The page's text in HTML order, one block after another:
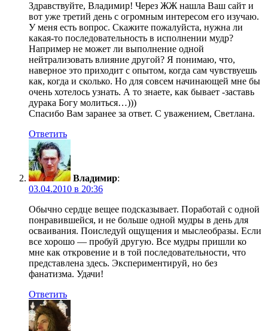
Здравствуйте, Владимир! Через ЖЖ нашла Ваш сайт и
вот уже третий день с огромным интересом его изучаю.
У меня есть вопрос. Скажите пожалуйста, нужна ли
какая-то последовательность в исполнении мудр?
Например не может ли выполнение одной
нейтрализовать влияние другой? Я понимаю, что,
наверное это приходит с опытом, когда сам чувствуешь
как, когда и сколько. Но для совсем начинающей мне бы
очень хотелось узнать. А то знаете, как бывает -заставь
дурака Богу молиться…)))
Спасибо Вам заранее за ответ. С уважением, Светлана.
Ответить
Владимир:
03.04.2010 в 20:36
Обычно сердце вещее подсказывает. Поработай с одной
понравившейся, и не больше одной мудры в день для
осваивания. Поиследуй ощущения и мыслеобразы. Если
все хорошо — пробуй другую. Все мудры пришли ко
мне как откровение и в той последовательности, что
представлена здесь. Экспериментируй, но без
фанатизма. Удачи!
Ответить